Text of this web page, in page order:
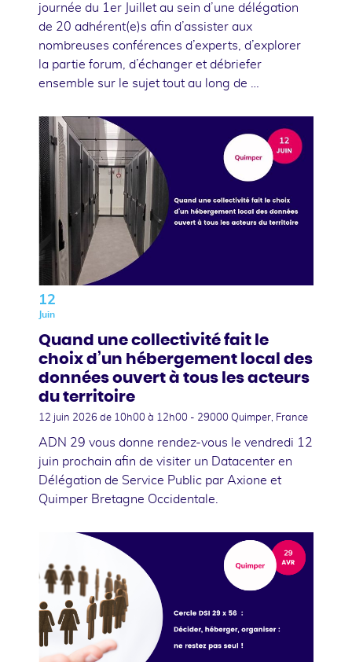
journée du 1er Juillet au sein d’une délégation
de 20 adhérent(e)s afin d’assister aux
nombreuses conférences d’experts, d’explorer
la partie forum, d’échanger et débriefer
ensemble sur le sujet tout au long de …
12
Juin
Quand une collectivité fait le
choix d’un hébergement local des
données ouvert à tous les acteurs
du territoire
12 juin 2026 de 10h00 à 12h00 - 29000 Quimper, France
ADN 29 vous donne rendez-vous le vendredi 12
juin prochain afin de visiter un Datacenter en
Délégation de Service Public par Axione et
Quimper Bretagne Occidentale.